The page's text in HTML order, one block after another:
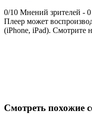
0/10 Мнений зрителей - 0
Плеер может
(iPhone, iPad). Смотрите
Смотреть похожие